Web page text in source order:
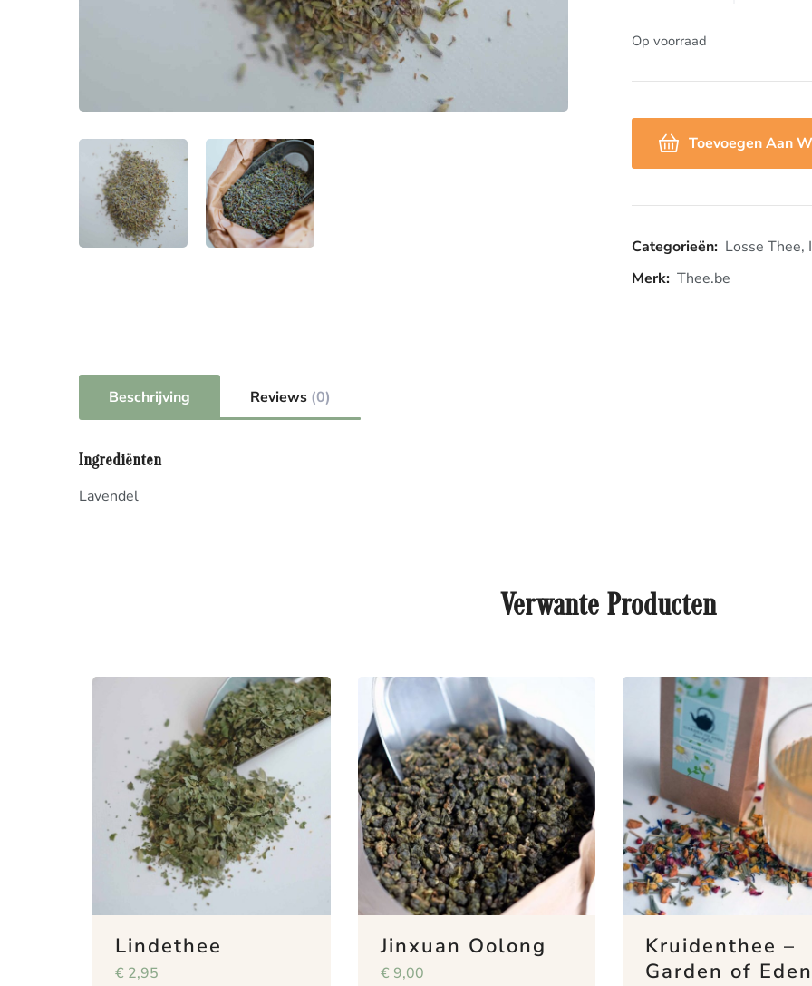
Categorieën: Losse Thee,
Merk: Thee.be
Op voorraad
Toevoegen Aan
Beschrijving Reviews (0)
Ingrediënten
Lavendel
Verwante Producten
Lindethee
€ 2,95
Jinxuan Oolong
€ 9,00
Kruidenthee –
Garden of Eden